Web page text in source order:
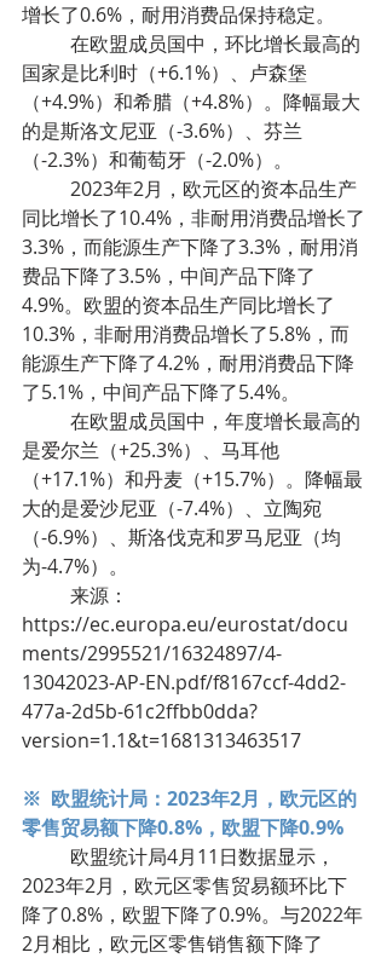
增长了0.6%，耐用消费品保持稳定。
国家是比利时（+6.1%）、卢森堡
（+4.9%）和希腊（+4.8%）。降幅最大
的是斯洛文尼亚（-3.6%）、芬兰
（-2.3%）和葡萄牙（-2.0%）。
同比增长了10.4%，非耐用消费品增长了
3.3%，而能源生产下降了3.3%，耐用消
费品下降了3.5%，中间产品下降了
4.9%。欧盟的资本品生产同比增长了
10.3%，非耐用消费品增长了5.8%，而
能源生产下降了4.2%，耐用消费品下降
了5.1%，中间产品下降了5.4%。
是爱尔兰（+25.3%）、马耳他
（+17.1%）和丹麦（+15.7%）。降幅最
大的是爱沙尼亚（-7.4%）、立陶宛
（-6.9%）、斯洛伐克和罗马尼亚（均
为-4.7%）。
https://ec.europa.eu/eurostat/docu
ments/2995521/16324897/4-
13042023-AP-EN.pdf/f8167ccf-4dd2-
477a-2d5b-61c2ffbb0dda?
version=1.1&t=1681313463517
※  欧盟统计局：2023年2月，欧元区的
零售贸易额下降0.8%，欧盟下降0.9%
2023年2月，欧元区零售贸易额环比下
降了0.8%，欧盟下降了0.9%。与2022年
2月相比，欧元区零售销售额下降了